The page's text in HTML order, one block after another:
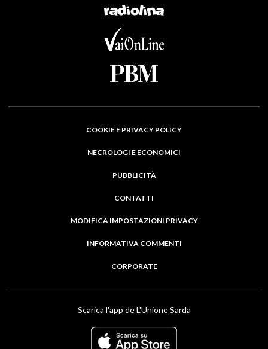
COOKIE E PRIVACY POLICY
NECROLOGI E ECONOMICI
PUBBLICITÀ
CONTATTI
MODIFICA IMPOSTAZIONI PRIVACY
INFORMATIVA COMMENTI
CORPORATE
Scarica l'app de L'Unione Sarda